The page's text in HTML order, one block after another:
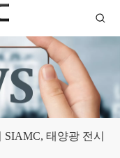
SIAMC, 태양광 전시